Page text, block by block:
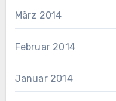
März 2014
Februar 2014
Januar 2014